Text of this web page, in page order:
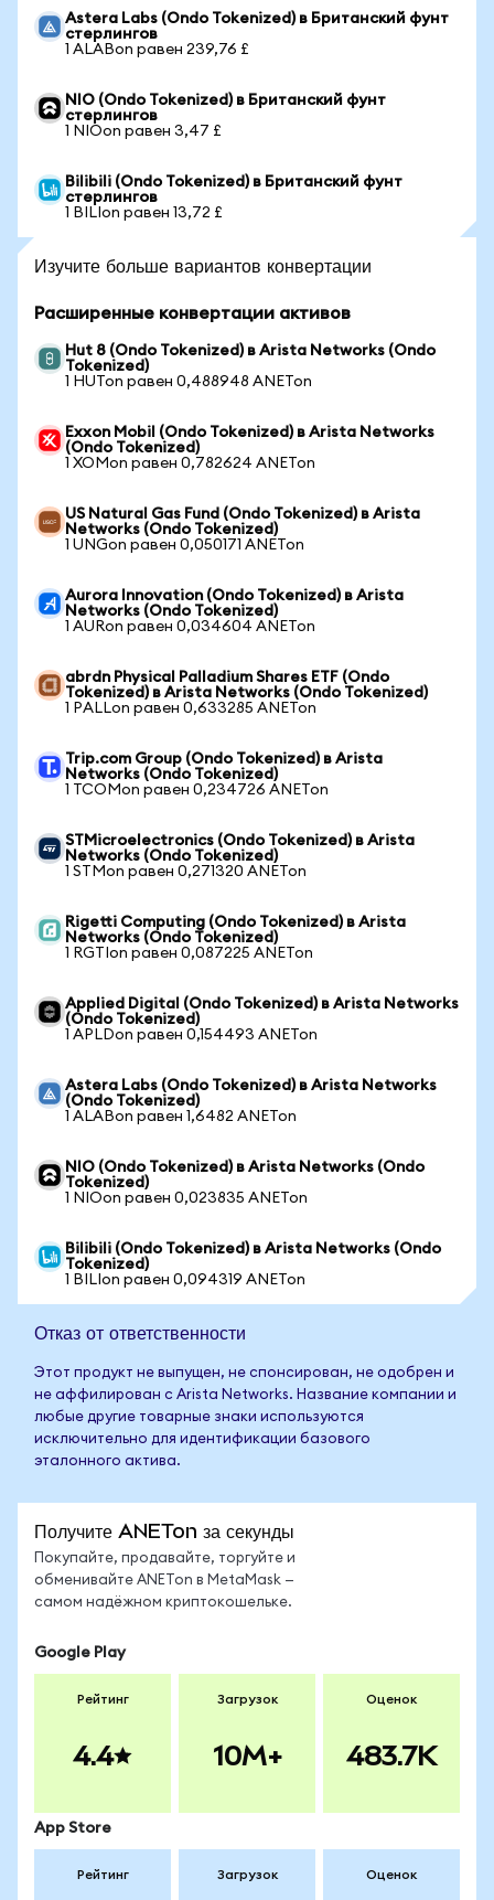
Astera Labs (Ondo Tokenized) в Британский фунт
стерлингов
1 ALABon равен 239,76 £
NIO (Ondo Tokenized) в Британский фунт
стерлингов
1 NIOon равен 3,47 £
Bilibili (Ondo Tokenized) в Британский фунт
стерлингов
1 BILIon равен 13,72 £
Изучите больше вариантов конвертации
Расширенные конвертации активов
Hut 8 (Ondo Tokenized) в Arista Networks (Ondo
Tokenized)
1 HUTon равен 0,488948 ANETon
Exxon Mobil (Ondo Tokenized) в Arista Networks
(Ondo Tokenized)
1 XOMon равен 0,782624 ANETon
US Natural Gas Fund (Ondo Tokenized) в Arista
Networks (Ondo Tokenized)
1 UNGon равен 0,050171 ANETon
Aurora Innovation (Ondo Tokenized) в Arista
Networks (Ondo Tokenized)
1 AURon равен 0,034604 ANETon
abrdn Physical Palladium Shares ETF (Ondo
Tokenized) в Arista Networks (Ondo Tokenized)
1 PALLon равен 0,633285 ANETon
Trip.com Group (Ondo Tokenized) в Arista
Networks (Ondo Tokenized)
1 TCOMon равен 0,234726 ANETon
STMicroelectronics (Ondo Tokenized) в Arista
Networks (Ondo Tokenized)
1 STMon равен 0,271320 ANETon
Rigetti Computing (Ondo Tokenized) в Arista
Networks (Ondo Tokenized)
1 RGTIon равен 0,087225 ANETon
Applied Digital (Ondo Tokenized) в Arista Networks
(Ondo Tokenized)
1 APLDon равен 0,154493 ANETon
Astera Labs (Ondo Tokenized) в Arista Networks
(Ondo Tokenized)
1 ALABon равен 1,6482 ANETon
NIO (Ondo Tokenized) в Arista Networks (Ondo
Tokenized)
1 NIOon равен 0,023835 ANETon
Bilibili (Ondo Tokenized) в Arista Networks (Ondo
Tokenized)
1 BILIon равен 0,094319 ANETon
Отказ от ответственности
Этот продукт не выпущен, не спонсирован, не одобрен и
не аффилирован с Arista Networks. Название компании и
любые другие товарные знаки используются
исключительно для идентификации базового
эталонного актива.
Получите ANETon за секунды
Покупайте, продавайте, торгуйте и
обменивайте ANETon в MetaMask —
самом надёжном криптокошельке.
Google Play
Рейтинг
4.4
Загрузок
10M+
Оценок
483.7K
App Store
Рейтинг Загрузок Оценок